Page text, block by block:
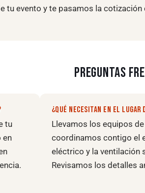
tu evento y te pasamos la cotización
PREGUNTAS
tu
en
¿QUÉ NECESITAN EN EL LUGAR
Llevamos los equipos
coordinamos contigo el
eléctrico y la ventilación
Revisamos los detalles